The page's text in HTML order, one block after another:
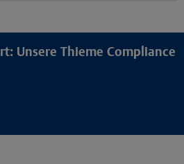
Unsere Thieme Compliance